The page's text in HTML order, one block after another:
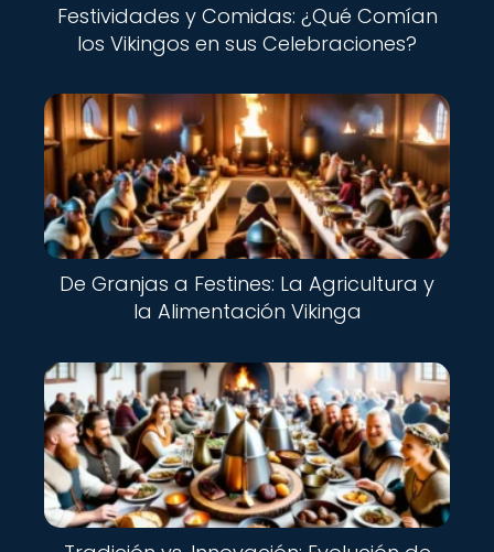
Festividades y Comidas: ¿Qué Comían
los Vikingos en sus Celebraciones?
De Granjas a Festines: La Agricultura y
la Alimentación Vikinga